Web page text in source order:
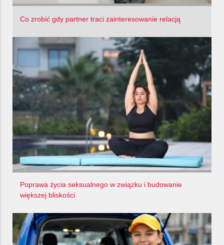
Co zrobić gdy partner traci zainteresowanie relacją
Poprawa życia seksualnego w związku i budowanie
większej bliskości